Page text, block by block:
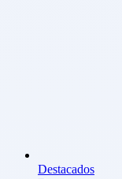
Destacados